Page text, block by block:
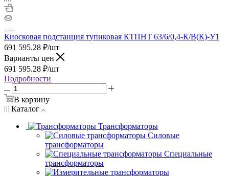
Киосковая подстанция тупиковая КТПНТ 63/6/0,4-К/В(К)-У1
691 595.28 ₽/шт
Варианты цен
691 595.28 ₽/шт
Подробности
В корзину
Каталог
Трансформаторы
Силовые
трансформаторы
Специальные
трансформаторы